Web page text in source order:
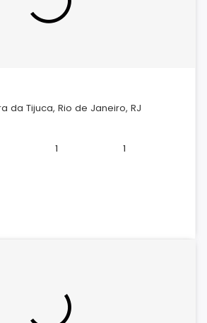
da Tijuca, Rio de Janeiro, RJ
1 1